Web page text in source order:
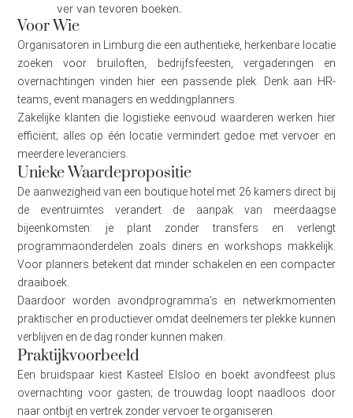
ver van tevoren boeken.
Voor Wie
Organisatoren in Limburg die een authentieke, herkenbare locatie
zoeken voor bruiloften, bedrijfsfeesten, vergaderingen en
overnachtingen vinden hier een passende plek. Denk aan HR-
teams, event managers en weddingplanners.
Zakelijke klanten die logistieke eenvoud waarderen werken hier
efficiënt; alles op één locatie vermindert gedoe met vervoer en
meerdere leveranciers.
Unieke Waardepropositie
De aanwezigheid van een boutique hotel met 26 kamers direct bij
de eventruimtes verandert de aanpak van meerdaagse
bijeenkomsten: je plant zonder transfers en verlengt
programmaonderdelen zoals diners en workshops makkelijk.
Voor planners betekent dat minder schakelen en een compacter
draaiboek.
Daardoor worden avondprogramma’s en netwerkmomenten
praktischer en productiever omdat deelnemers ter plekke kunnen
verblijven en de dag ronder kunnen maken.
Praktijkvoorbeeld
Een bruidspaar kiest Kasteel Elsloo en boekt avondfeest plus
overnachting voor gasten; de trouwdag loopt naadloos door
naar ontbijt en vertrek zonder vervoer te organiseren.